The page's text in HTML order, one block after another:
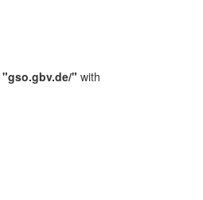
"gso.gbv.de/" with